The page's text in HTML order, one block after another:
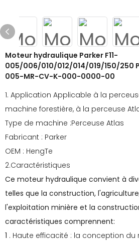
Moteur hydraulique Parker F11-
005/006/010/012/014/019/150/250
005-MR-CV-K-000-0000-00
1. Application Applicable à la
machine forestière, à la perceuse
Type de machine :Perceuse Atlas
Fabricant : Parker
OEM : HengTe
2.Caractéristiques
Ce moteur hydraulique convient à
telles que la construction,
l'exploitation minière et la
caractéristiques comprennent:
1 . Haute efficacité : la conception